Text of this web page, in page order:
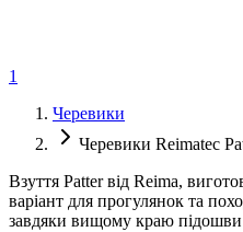
1
Черевики
Черевики Reimatec
Взуття Patter від Reima,
варіант для прогулянок та
завдяки вищому краю підошви